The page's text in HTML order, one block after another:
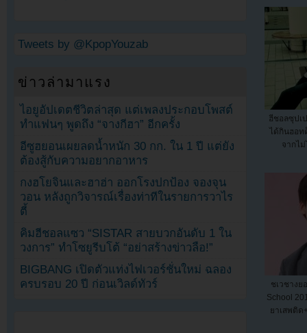
ฮีชอลซุปเ
ได้กินฮอท
จากไ
ชเวชางย
School
ยาเสพติด
Tweets by @KpopYouzab
ข่าวล่ามาแรง
ไอยูอัปเดตชีวิตล่าสุด แต่เพลงประกอบโพสต์
ทำแฟนๆ พูดถึง “จางกีฮา” อีกครั้ง
อีซูฮยอนเผยลดน้ำหนัก 30 กก. ใน 1 ปี แต่ยัง
ต้องสู้กับความอยากอาหาร
กงฮโยจินและฮาฮ่า ออกโรงปกป้อง จองจุน
วอน หลังถูกวิจารณ์เรื่องท่าทีในรายการวาไร
ตี้
คิมฮีชอลแซว “SISTAR สายบวกอันดับ 1 ใน
วงการ” ทำโซยูรีบโต้ “อย่าสร้างข่าวลือ!”
BIGBANG เปิดตัวแท่งไฟเวอร์ชั่นใหม่ ฉลอง
ครบรอบ 20 ปี ก่อนเวิลด์ทัวร์